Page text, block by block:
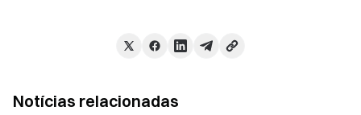
Notícias relacionadas